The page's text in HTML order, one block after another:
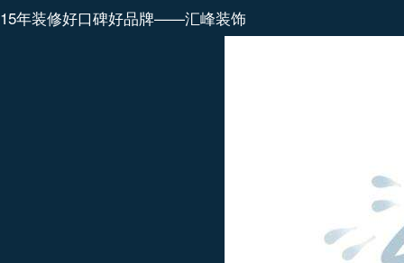
15年装修好口碑好品牌——汇峰装饰